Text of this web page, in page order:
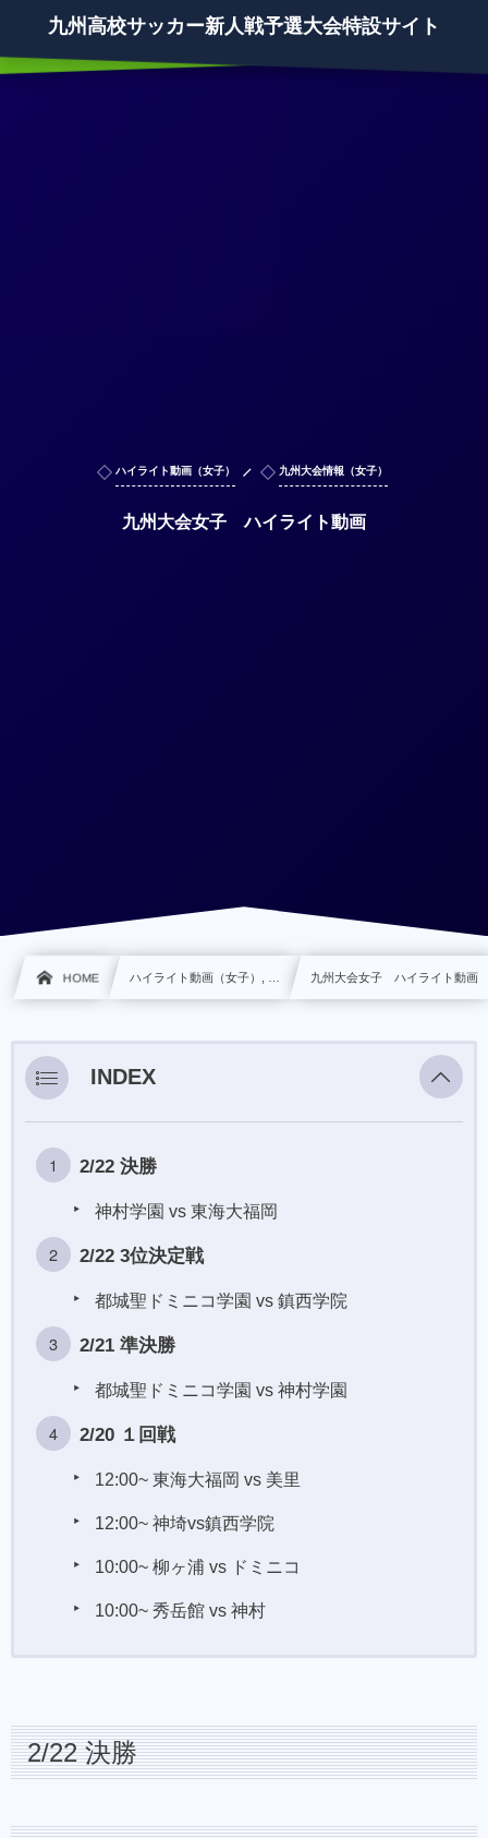
九州高校サッカー新人戦予選大会特設サイト
ハイライト動画（女子） 九州大会情報（女子）
九州大会女子 ハイライト動画
HOME ハイライト動画（女子）, … 九州大会女子 ハイライト動画
INDEX
2/22 決勝
神村学園 vs 東海大福岡
2/22 3位決定戦
都城聖ドミニコ学園 vs 鎮西学院
2/21 準決勝
都城聖ドミニコ学園 vs 神村学園
2/20 １回戦
12:00~ 東海大福岡 vs 美里
12:00~ 神埼vs鎮西学院
10:00~ 柳ヶ浦 vs ドミニコ
10:00~ 秀岳館 vs 神村
2/22 決勝